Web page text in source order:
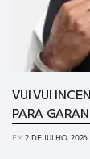
VUI VUI
PARA
EM2 DE JULHO, 2026